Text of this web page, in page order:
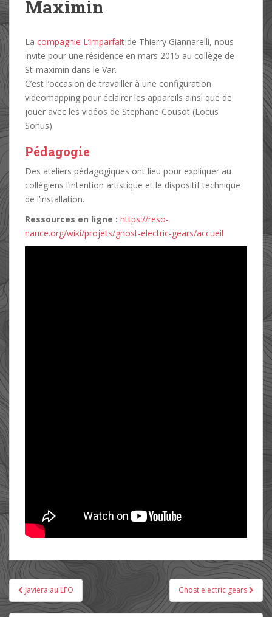
Maximin
La compagnie L’imparfait de Thierry Giannarelli, nous
invite pour une résidence en mars 2015 au collège de
St-maximin dans le Var.
C’est l’occasion de travailler à une configuration
videomapping pour éclairer les appareils ainsi que de
jouer avec les vidéos de Stephane Cousot (Locus
Sonus).
Pédagogie
Des ateliers pédagogiques ont lieu pour expliquer au
collégiens l’intention artistique et le dispositif technique
de l’installation.
Ressources en ligne : https://reso-
nance.org/wiki/projets/ghost-electric-gears/accueil
Navigation de l’article
Javiera au LFO Ghost electric gears